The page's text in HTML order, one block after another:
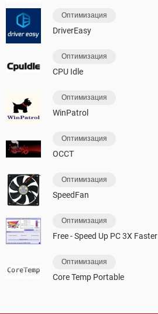
Оптимизация
DriverEasy
Оптимизация
CPU Idle
Оптимизация
WinPatrol
Оптимизация
OCCT
Оптимизация
SpeedFan
Оптимизация
Free - Speed Up PC 3X Faster
Оптимизация
Core Temp Portable